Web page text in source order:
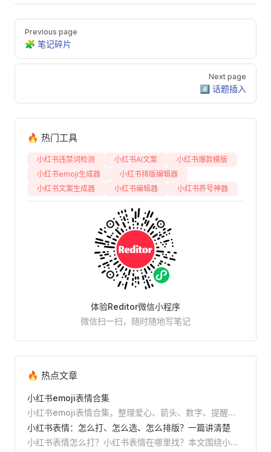
Pager
Previous page
🧩 笔记碎片
Next page
#️⃣ 话题插入
🔥 热门工具
小红书违禁词检测 小红书AI文案
小红书爆款模版
小红书emoji生成器
小红书排版编辑器
小红书文案生成器
小红书编辑器 小红书养号神器
体验Reditor微信小程序
微信扫一扫，随时随地写笔记
🔥 热点文章
小红书emoji表情合集
小红书emoji表情合集，整理爱心、箭头、数字、提醒、
美妆、美食、旅行、学习等常用emoji，支持直接复制，
并附小红书标题、正文和清单排版教程。
小红书表情：怎么打、怎么选、怎么排版？一篇讲清楚
小红书表情怎么打？小红书表情在哪里找？本文围绕小红